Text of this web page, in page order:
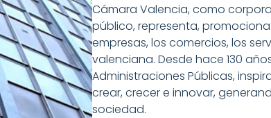
Cámara Valencia, como
público, representa,
empresas, los comercios, los
valenciana. Desde hace 130
Administraciones Públicas,
crear, crecer e innovar,
sociedad.